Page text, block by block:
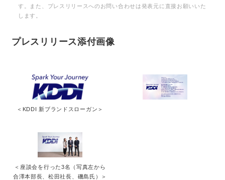
す。また、プレスリリースへのお問い合わせは発表元に直接お願いいた
します。
プレスリリース添付画像
＜KDDI 新ブランドスローガン＞
＜座談会を行った3名（写真左から
合澤本部長、松田社長、磯島氏）＞